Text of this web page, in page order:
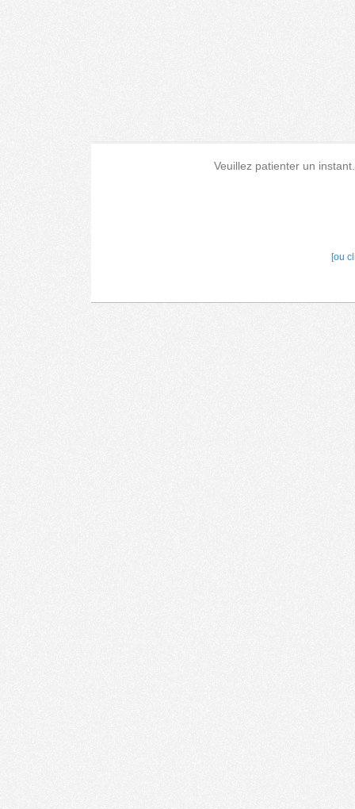
Veuillez patienter un
[ou